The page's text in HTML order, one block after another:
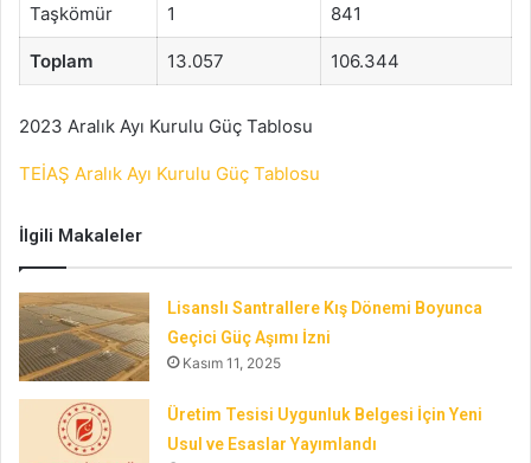
Taşkömür 1 841
Toplam 13.057 106.344
2023 Aralık Ayı Kurulu Güç Tablosu
TEİAŞ Aralık Ayı Kurulu Güç Tablosu
İlgili Makaleler
Lisanslı Santrallere Kış Dönemi Boyunca
Geçici Güç Aşımı İzni
Kasım 11, 2025
Üretim Tesisi Uygunluk Belgesi İçin Yeni
Usul ve Esaslar Yayımlandı